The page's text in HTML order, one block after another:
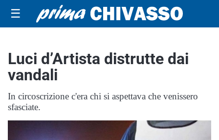
☰
Luci d’Artista distrutte dai
vandali
In circoscrizione c'era chi si aspettava che venissero
sfasciate.